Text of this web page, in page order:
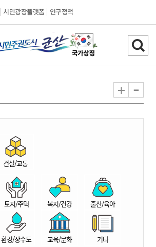
시민광장플랫폼 인구정책
시
민
권
시
산
검
색
기
+ -
건설/교통
토지/주택 복지/건강 출산/육아
환경/상수도 교육/문화 기타